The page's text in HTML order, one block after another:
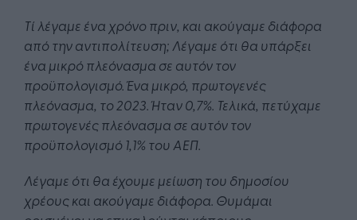
Τί λέγαμε ένα χρόνο πριν, και ακούγαμε διάφορα
από την αντιπολίτευση; Λέγαμε ότι θα υπάρξει
ένα μικρό πλεόνασμα σε αυτόν τον
προϋπολογισμό. Ένα μικρό, πρωτογενές
πλεόνασμα, το 2023. Ήταν 0,7%. Τελικά, πετύχαμε
πρωτογενές πλεόνασμα σε αυτόν τον
προϋπολογισμό 1,1% του ΑΕΠ.
Λέγαμε ότι θα έχουμε μείωση του δημοσίου
χρέους και ακούγαμε διάφορα. Θυμάμαι